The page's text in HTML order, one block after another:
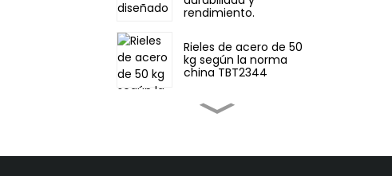
rendimiento.
Rieles de acero de 50
kg según la norma
china TBT2344
Rieles de acero ligero